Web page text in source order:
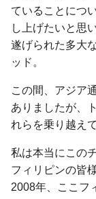
ていることにつ
し上げたいと思
遂げられた多大
ッド。
この間、アジア
ありましたが、
れらを乗り越え
私は本当にこの
フィリピンの皆
2008年、ここフ